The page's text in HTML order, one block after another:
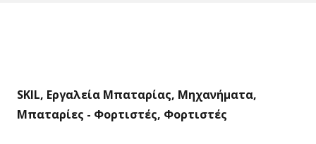
SKIL, Εργαλεία Μπαταρίας, Μηχανήματα,
Μπαταρίες - Φορτιστές, Φορτιστές